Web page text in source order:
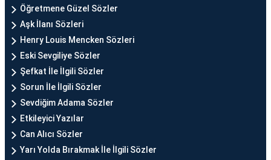
Öğretmene Güzel Sözler
Aşk İlanı Sözleri
Henry Louis Mencken Sözleri
Eski Sevgiliye Sözler
Şefkat İle İlgili Sözler
Sorun İle İlgili Sözler
Sevdiğim Adama Sözler
Etkileyici Yazılar
Can Alıcı Sözler
Yarı Yolda Bırakmak İle İlgili Sözler